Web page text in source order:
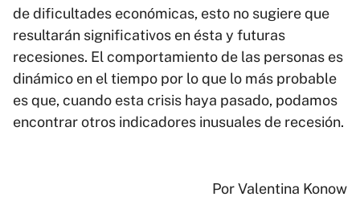
de dificultades económicas, esto no sugiere que
resultarán significativos en ésta y futuras
recesiones. El comportamiento de las personas es
dinámico en el tiempo por lo que lo más probable
es que, cuando esta crisis haya pasado, podamos
encontrar otros indicadores inusuales de recesión.
Por Valentina Konow